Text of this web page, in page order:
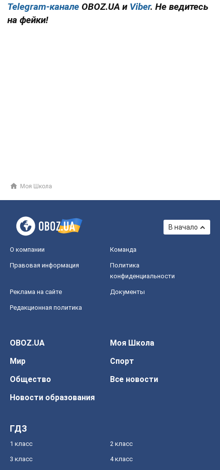
Telegram-канале OBOZ.UA и Viber. Не ведитесь
на фейки!
Моя Школа
В начало
О компании Команда
Правовая информация
Политика
конфиденциальности
Реклама на сайте Документы
Редакционная политика
OBOZ.UA
Моя Школа
Мир
Спорт
Общество
Все новости
Новости образования
ГДЗ
1 класс 2 класс
3 класс 4 класс